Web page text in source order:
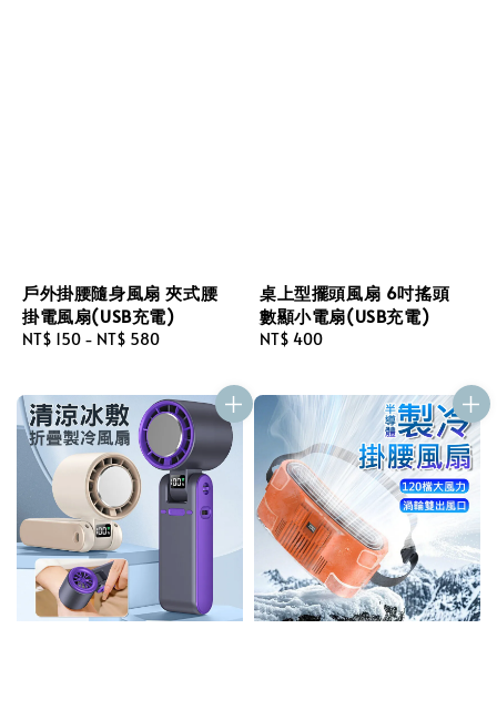
戶外掛腰隨身風扇 夾式腰
掛電風扇(USB充電)
Regular
NT$ 150 - NT$ 580
桌上型擺頭風扇 6吋搖頭
數顯小電扇(USB充電)
Regular
NT$ 400